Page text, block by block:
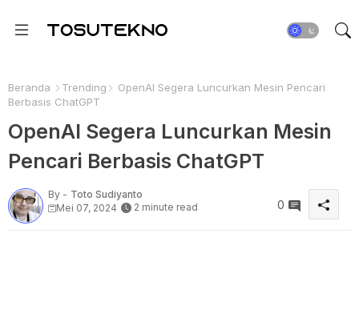
Beranda Trending
OpenAI Segera Luncurkan Mesin Pencari
Berbasis ChatGPT
OpenAI Segera Luncurkan Mesin
Pencari Berbasis ChatGPT
By - Toto Sudiyanto
Mei 07, 2024
2 minute read 0